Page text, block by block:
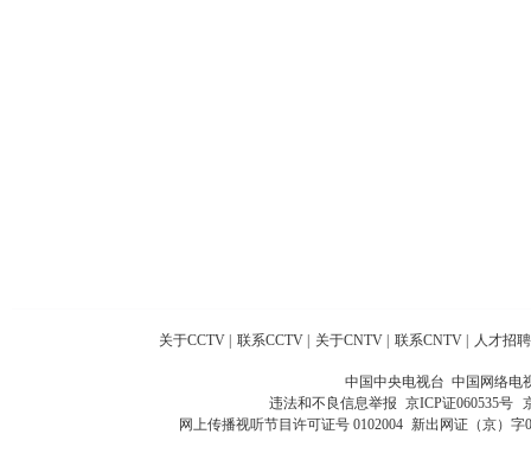
关于CCTV 联系CCTV 关于CNTV 联系CNTV 人才招聘
中国中央电视台 中国网络电
违法和不良信息举报 京ICP证060535号
网上传播视听节目许可证号 0102004 新出网证（京）